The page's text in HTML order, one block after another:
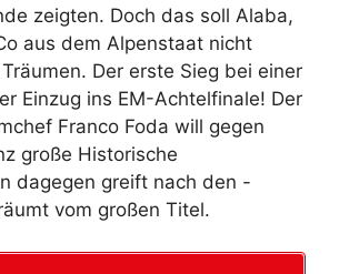
zeigten. Doch das soll Alaba,
aus dem Alpenstaat nicht
Der erste Sieg bei einer
Einzug ins EM-Achtelfinale! Der
Franco Foda will gegen
große Historische
dagegen greift nach den -
vom großen Titel.